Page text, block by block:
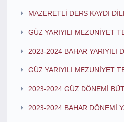
MAZERETLİ DERS KAYDI
GÜZ YARIYILI MEZUNİYET
2023-2024 BAHAR YARIYILI
GÜZ YARIYILI MEZUNİYET
2023-2024 GÜZ DÖNEMİ
2023-2024 BAHAR DÖNEMİ